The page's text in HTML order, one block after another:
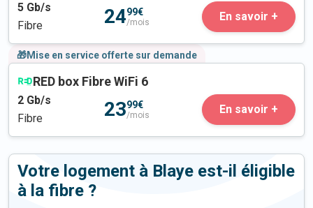
5 Gb/s
Fibre
2499€
/mois En savoir +
🎁Mise en service offerte sur demande
RED box Fibre WiFi 6
2 Gb/s
Fibre
2399€
/mois En savoir +
Votre logement à Blaye est-il éligible
à la fibre ?